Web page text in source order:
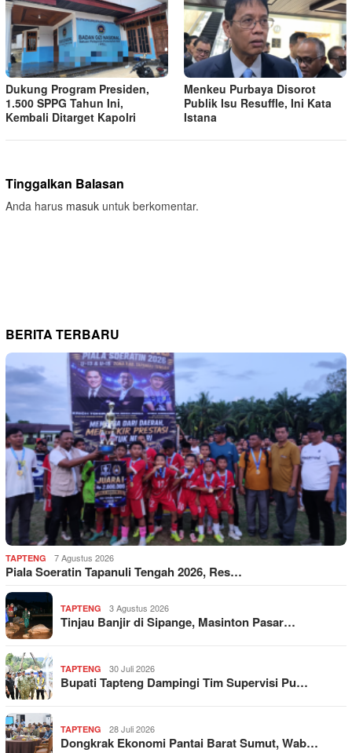
Dukung Program Presiden,
1.500 SPPG Tahun Ini,
Kembali Ditarget Kapolri
Menkeu Purbaya Disorot
Publik Isu Resuffle, Ini Kata
Istana
Tinggalkan Balasan
Anda harus masuk untuk berkomentar.
BERITA TERBARU
TAPTENG 7 Agustus 2026
Piala Soeratin Tapanuli Tengah 2026, Res…
TAPTENG 3 Agustus 2026
Tinjau Banjir di Sipange, Masinton Pasar…
TAPTENG 30 Juli 2026
Bupati Tapteng Dampingi Tim Supervisi Pu…
TAPTENG 28 Juli 2026
Dongkrak Ekonomi Pantai Barat Sumut, Wab…